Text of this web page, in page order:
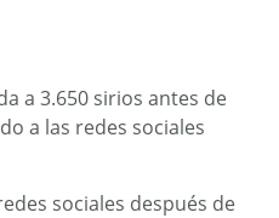
a 3.650 sirios antes de
a las redes sociales
sociales después de